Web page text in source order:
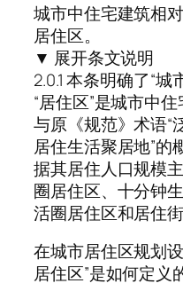
城市中住宅建筑相
居住区。
▼ 展开条文说明
2.0.1 本条明确了“城
“居住区”是城市中
与原《规范》术语“
居住生活聚居地”的
据其居住人口规模
圈居住区、十分钟
活圈居住区和居住街
在城市居住区规划
居住区”是如何定义